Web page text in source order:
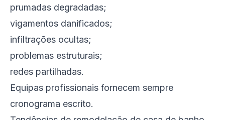
prumadas degradadas;
vigamentos danificados;
infiltrações ocultas;
problemas estruturais;
redes partilhadas.
Equipas profissionais fornecem sempre
cronograma escrito.